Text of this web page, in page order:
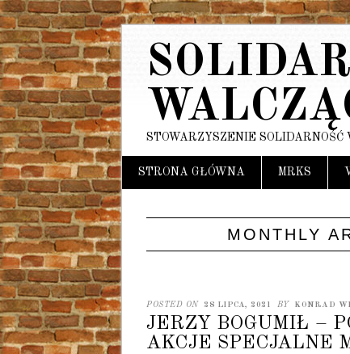
STOWARZYSZENIE SOLIDARNOŚĆ
Main menu
SkipSTRONA GŁÓWNA MRKS
MONTHLY
POSTED ON 28 LIPCA, 2021 BY KONRAD
JERZY BOGUMIŁ –
AKCJE SPECJALNE